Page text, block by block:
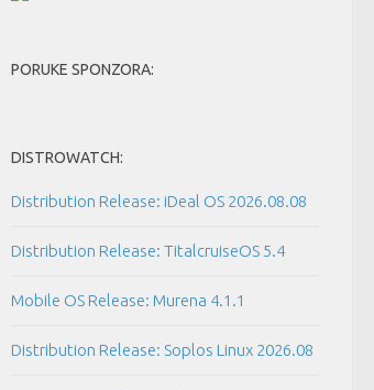
PORUKE SPONZORA:
DISTROWATCH:
Distribution Release: iDeal OS 2026.08.08
Distribution Release: TitalcruiseOS 5.4
Mobile OS Release: Murena 4.1.1
Distribution Release: Soplos Linux 2026.08